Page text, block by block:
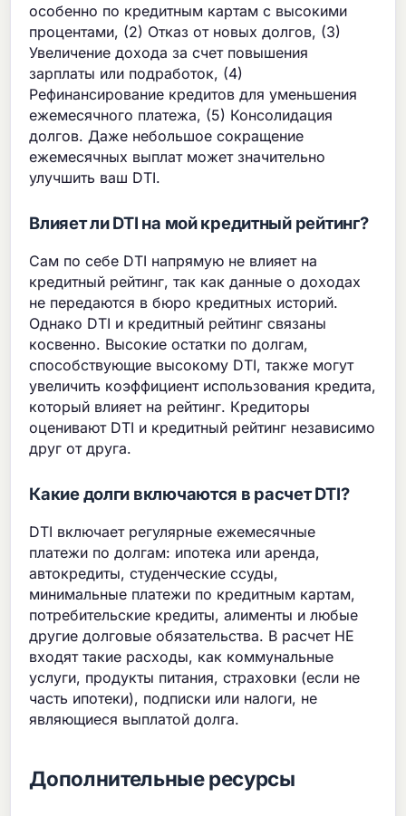
особенно по кредитным картам с высокими
процентами, (2) Отказ от новых долгов, (3)
Увеличение дохода за счет повышения
зарплаты или подработок, (4)
Рефинансирование кредитов для уменьшения
ежемесячного платежа, (5) Консолидация
долгов. Даже небольшое сокращение
ежемесячных выплат может значительно
улучшить ваш DTI.
Влияет ли DTI на мой кредитный рейтинг?
Сам по себе DTI напрямую не влияет на
кредитный рейтинг, так как данные о доходах
не передаются в бюро кредитных историй.
Однако DTI и кредитный рейтинг связаны
косвенно. Высокие остатки по долгам,
способствующие высокому DTI, также могут
увеличить коэффициент использования кредита,
который влияет на рейтинг. Кредиторы
оценивают DTI и кредитный рейтинг независимо
друг от друга.
Какие долги включаются в расчет DTI?
DTI включает регулярные ежемесячные
платежи по долгам: ипотека или аренда,
автокредиты, студенческие ссуды,
минимальные платежи по кредитным картам,
потребительские кредиты, алименты и любые
другие долговые обязательства. В расчет НЕ
входят такие расходы, как коммунальные
услуги, продукты питания, страховки (если не
часть ипотеки), подписки или налоги, не
являющиеся выплатой долга.
Дополнительные ресурсы